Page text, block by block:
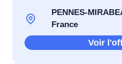
PENNES-
France
Voir